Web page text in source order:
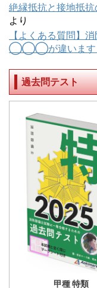
絶縁抵抗と接地抵
より
【よくある質問】
◯◯◯が違います
過去問テスト
甲種 特類